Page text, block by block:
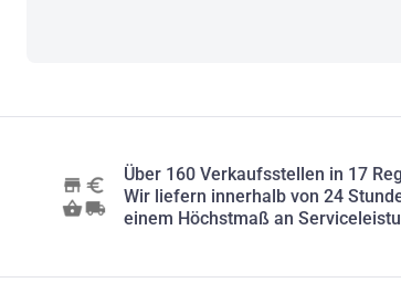
Über 160 Verkaufsstellen in 17
Wir liefern innerhalb von 24
einem Höchstmaß an